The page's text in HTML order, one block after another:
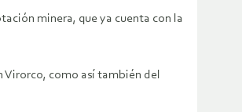
minera, que ya cuenta con la
Virorco, como así también del